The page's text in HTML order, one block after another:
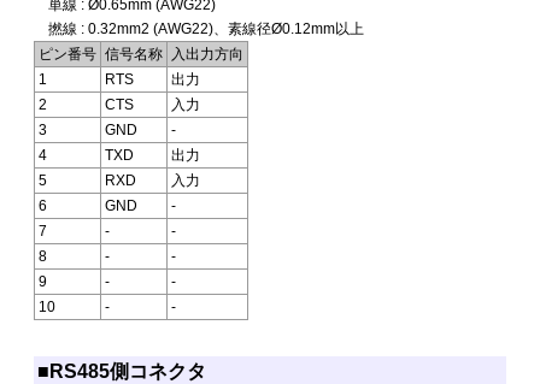
単線 : Ø0.65mm (AWG22)
撚線 : 0.32mm2 (AWG22)、素線径Ø0.12mm以上
ピン番号 信号名称
入出力方向
1
RTS
出力
2
CTS
入力
3
GND
-
4
TXD
出力
5
RXD
入力
6
GND
-
7
-
-
8
-
-
9
-
-
10
- -
■RS485側コネクタ